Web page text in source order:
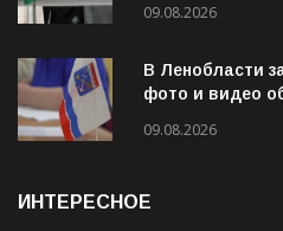
09.08.2026
В Ленобласти
фото и видео
09.08.2026
ИНТЕРЕСНОЕ